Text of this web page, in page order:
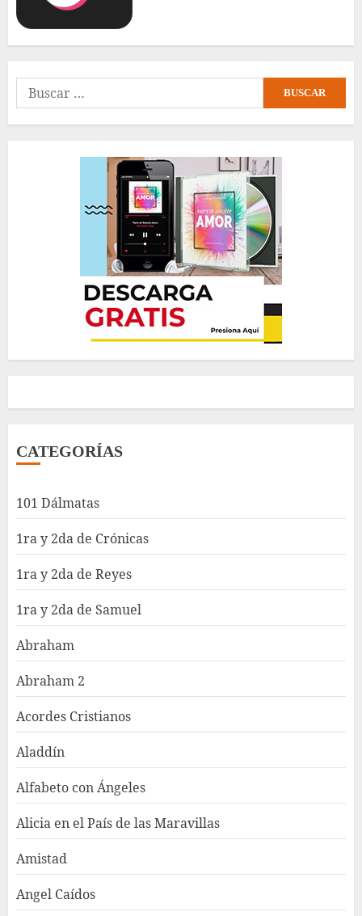
Buscar:
CATEGORÍAS
101 Dálmatas
1ra y 2da de Crónicas
1ra y 2da de Reyes
1ra y 2da de Samuel
Abraham
Abraham 2
Acordes Cristianos
Aladdín
Alfabeto con Ángeles
Alicia en el País de las Maravillas
Amistad
Angel Caídos